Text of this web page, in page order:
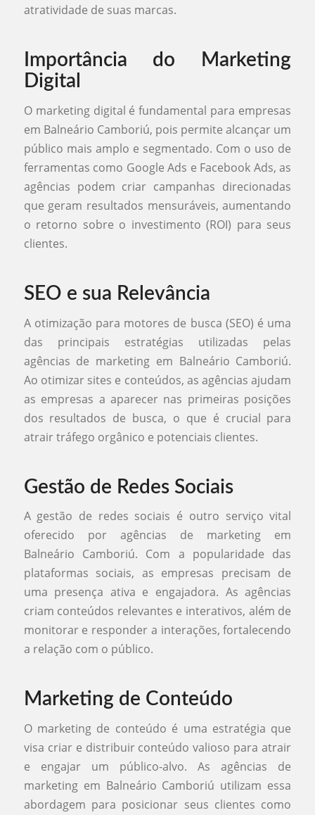
atratividade de suas marcas.
Importância do Marketing
Digital
O marketing digital é fundamental para empresas
em Balneário Camboriú, pois permite alcançar um
público mais amplo e segmentado. Com o uso de
ferramentas como Google Ads e Facebook Ads, as
agências podem criar campanhas direcionadas
que geram resultados mensuráveis, aumentando
o retorno sobre o investimento (ROI) para seus
clientes.
SEO e sua Relevância
A otimização para motores de busca (SEO) é uma
das principais estratégias utilizadas pelas
agências de marketing em Balneário Camboriú.
Ao otimizar sites e conteúdos, as agências ajudam
as empresas a aparecer nas primeiras posições
dos resultados de busca, o que é crucial para
atrair tráfego orgânico e potenciais clientes.
Gestão de Redes Sociais
A gestão de redes sociais é outro serviço vital
oferecido por agências de marketing em
Balneário Camboriú. Com a popularidade das
plataformas sociais, as empresas precisam de
uma presença ativa e engajadora. As agências
criam conteúdos relevantes e interativos, além de
monitorar e responder a interações, fortalecendo
a relação com o público.
Marketing de Conteúdo
O marketing de conteúdo é uma estratégia que
visa criar e distribuir conteúdo valioso para atrair
e engajar um público-alvo. As agências de
marketing em Balneário Camboriú utilizam essa
abordagem para posicionar seus clientes como